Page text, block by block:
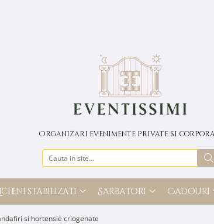
Organizari evenimente private si
stabilizati Sarbatori Cadouri
si hortensie criogenate